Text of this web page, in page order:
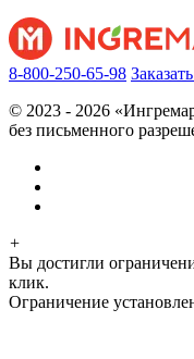
8-800-250-65-98
© 2023 - 2026
без письменного
+
Вы достигли
клик.
Ограничение